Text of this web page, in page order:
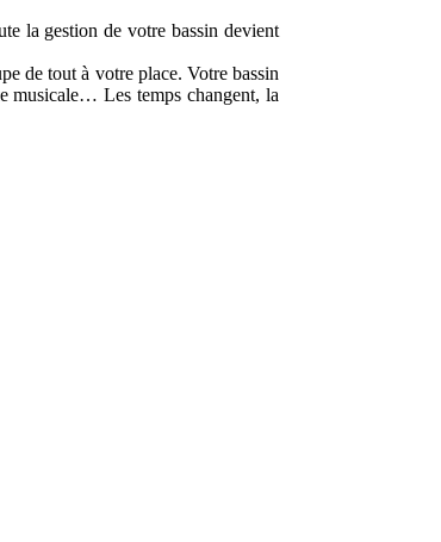
la gestion de votre bassin devient
de tout à votre place. Votre bassin
musicale… Les temps changent, la